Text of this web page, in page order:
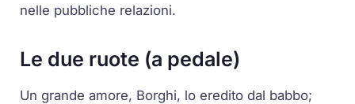
nelle pubbliche relazioni.
Le due ruote (a pedale)
Un grande amore, Borghi, lo eredito dal babbo;